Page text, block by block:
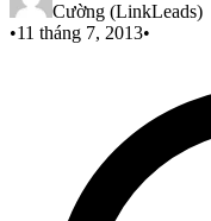
Cường (LinkLeads)
•11 tháng 7, 2013•